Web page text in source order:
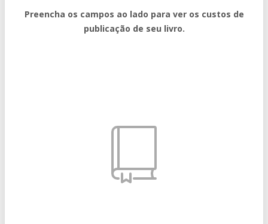
Preencha os campos ao lado para ver os custos de
publicação de seu livro.